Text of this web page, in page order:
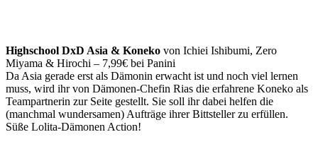
Highschool DxD Asia & Koneko von Ichiei Ishibumi, Zero
Miyama & Hirochi – 7,99€ bei Panini
Da Asia gerade erst als Dämonin erwacht ist und noch viel lernen
muss, wird ihr von Dämonen-Chefin Rias die erfahrene Koneko als
Teampartnerin zur Seite gestellt. Sie soll ihr dabei helfen die
(manchmal wundersamen) Aufträge ihrer Bittsteller zu erfüllen.
Süße Lolita-Dämonen Action!